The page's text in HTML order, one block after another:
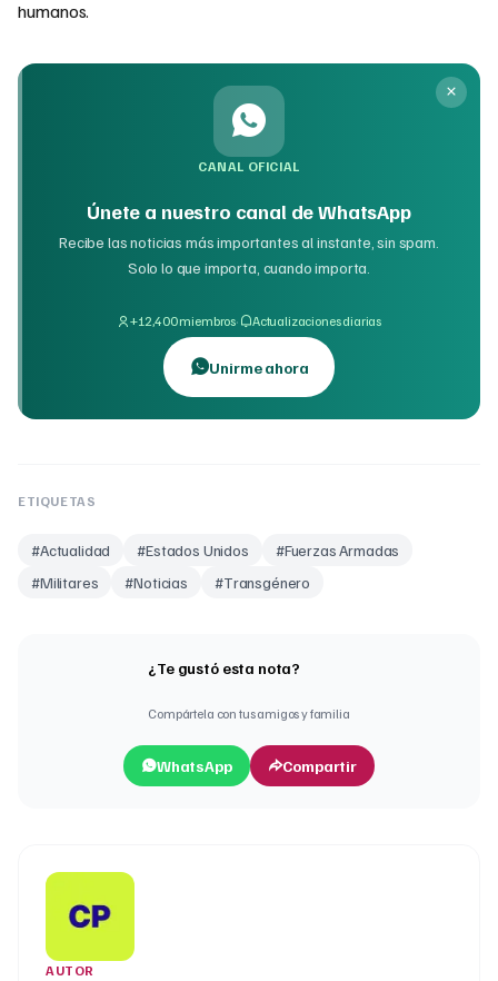
humanos.
CANAL OFICIAL
Únete a nuestro canal de WhatsApp
Recibe las noticias más importantes al instante, sin spam.
Solo lo que importa, cuando importa.
+12,400 miembros· Actualizaciones diarias
Unirme ahora
ETIQUETAS
#Actualidad #Estados Unidos #Fuerzas Armadas
#Militares #Noticias #Transgénero
¿Te gustó esta nota?
Compártela con tus amigos y familia
WhatsApp Compartir
AUTOR